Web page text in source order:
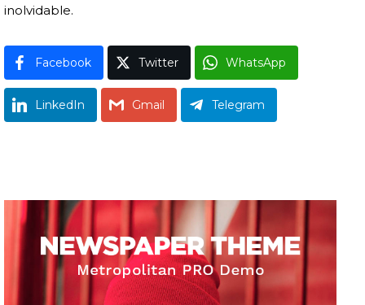
inolvidable.
Facebook Twitter WhatsApp
LinkedIn Gmail Telegram